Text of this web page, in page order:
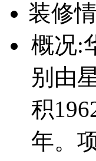
装修
概况:
别由
积
年。